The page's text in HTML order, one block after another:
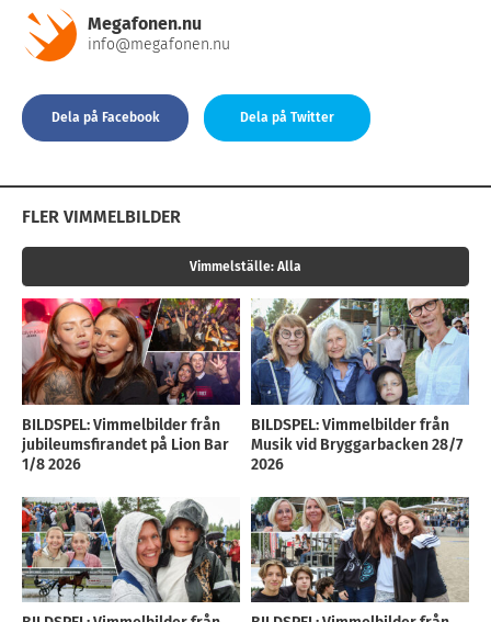
Megafonen.nu
info@megafonen.nu
Dela på Facebook Dela på Twitter
FLER VIMMELBILDER
Vimmelställe: Alla
BILDSPEL: Vimmelbilder från
jubileumsfirandet på Lion Bar
1/8 2026
BILDSPEL: Vimmelbilder från
Musik vid Bryggarbacken 28/7
2026